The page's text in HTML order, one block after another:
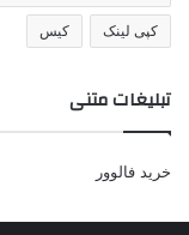
کپی لینک کیس
تبلیغات متنی
خرید فالوور